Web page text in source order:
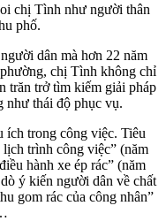
chị Tình như người thân
phố.
dân mà hơn 22 năm
chị Tình không chỉ
trăn trở tìm kiếm giải pháp
như thái độ phục vụ.
ích trong công việc. Tiêu
trình công việc” (năm
hành xe ép rác” (năm
ý kiến người dân về chất
gom rác của công nhân”